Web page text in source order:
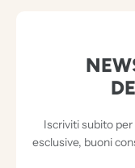
Iscriviti subito
esclusive, buoni